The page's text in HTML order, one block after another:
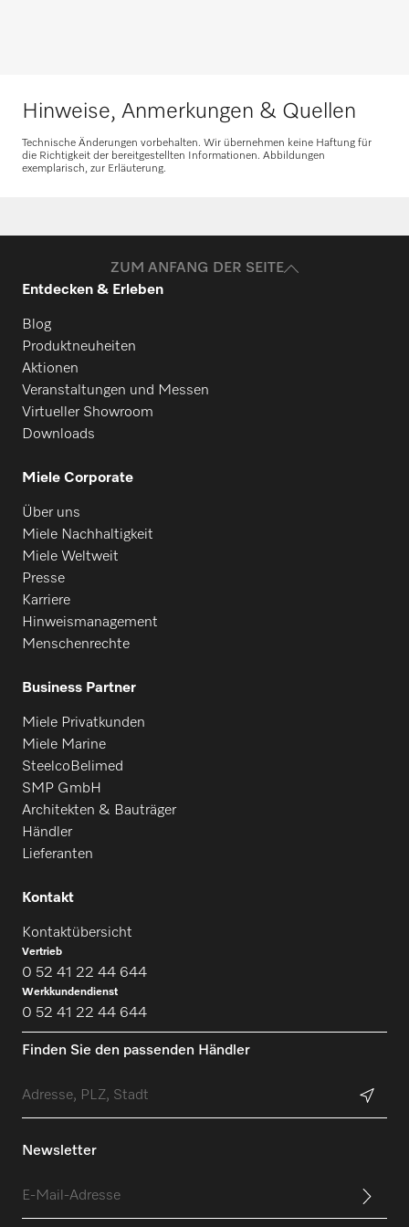
Ersatzteile anfragen
Hinweise, Anmerkungen & Quellen
Technische Änderungen vorbehalten. Wir übernehmen keine Haftung für
die Richtigkeit der bereitgestellten Informationen. Abbildungen
exemplarisch, zur Erläuterung.
ZUM ANFANG DER SEITE
Entdecken & Erleben
Blog
Produktneuheiten
Aktionen
Veranstaltungen und Messen
Virtueller Showroom
Downloads
Miele Corporate
Über uns
Miele Nachhaltigkeit
Miele Weltweit
Presse
Karriere
Hinweismanagement
Menschenrechte
Business Partner
Miele Privatkunden
Miele Marine
SteelcoBelimed
SMP GmbH
Architekten & Bauträger
Händler
Lieferanten
Kontakt
Kontaktübersicht
Vertrieb
0 52 41 22 44 644
Werkkundendienst
0 52 41 22 44 644
Finden Sie den passenden Händler
Newsletter